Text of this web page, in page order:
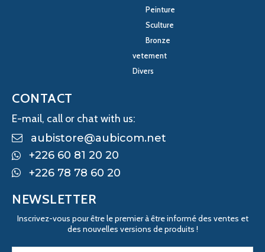
Peinture
Sculture
Bronze
vetement
Divers
CONTACT
E-mail, call or chat with us:
aubistore@aubicom.net
+226 60 81 20 20
+226 78 78 60 20
NEWSLETTER
Inscrivez-vous pour être le premier à être informé des ventes et
des nouvelles versions de produits !